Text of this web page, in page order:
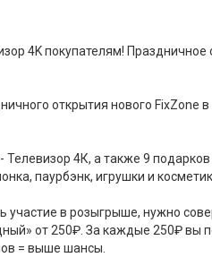
4K покупателям! Праздничное
открытия нового
Телевизор 4К, а также 9
паурбэнк, игрушки и
участие в розыгрыше, нужно
от 250₽. За каждые 250₽ вы
= выше шансы.